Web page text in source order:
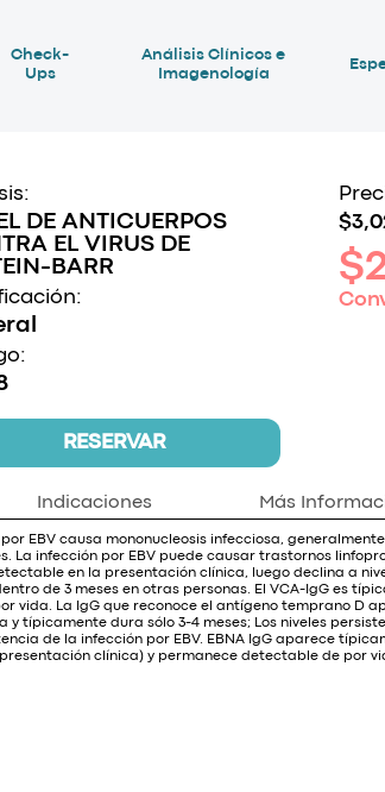
Check-
Ups
Análisis Clínicos e
Imagenología
DE ANTICUERPOS
EL VIRUS DE
BARR
RESERVAR
Indicaciones Más
EBV causa mononucleosis infecciosa,
La infección por EBV puede causar trastornos
en la presentación clínica, luego declina a
de 3 meses en otras personas. El VCA-IgG es
vida. La IgG que reconoce el antígeno temprano D
y típicamente dura sólo 3-4 meses; Los niveles
de la infección por EBV. EBNA IgG aparece
clínica) y permanece detectable de por